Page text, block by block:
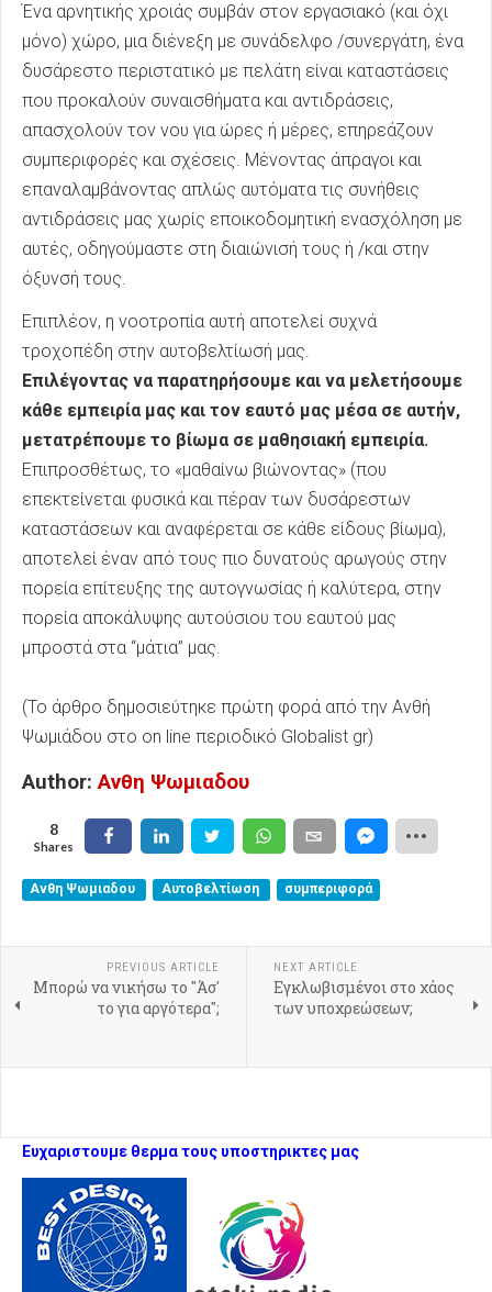
Ένα αρνητικής χροιάς συμβάν στον εργασιακό (και όχι
μόνο) χώρο, μια διένεξη με συνάδελφο /συνεργάτη, ένα
δυσάρεστο περιστατικό με πελάτη είναι καταστάσεις
που προκαλούν συναισθήματα και αντιδράσεις,
απασχολούν τον νου για ώρες ή μέρες, επηρεάζουν
συμπεριφορές και σχέσεις. Μένοντας άπραγοι και
επαναλαμβάνοντας απλώς αυτόματα τις συνήθεις
αντιδράσεις μας χωρίς εποικοδομητική ενασχόληση με
αυτές, οδηγούμαστε στη διαιώνισή τους ή /και στην
όξυνσή τους.
Επιπλέον, η νοοτροπία αυτή αποτελεί συχνά
τροχοπέδη στην αυτοβελτίωσή μας.
Επιλέγοντας να παρατηρήσουμε και να μελετήσουμε
κάθε εμπειρία μας και τον εαυτό μας μέσα σε αυτήν,
μετατρέπουμε το βίωμα σε μαθησιακή εμπειρία.
Επιπροσθέτως, το «μαθαίνω βιώνοντας» (που
επεκτείνεται φυσικά και πέραν των δυσάρεστων
καταστάσεων και αναφέρεται σε κάθε είδους βίωμα),
αποτελεί έναν από τους πιο δυνατούς αρωγούς στην
πορεία επίτευξης της αυτογνωσίας ή καλύτερα, στην
πορεία αποκάλυψης αυτούσιου του εαυτού μας
μπροστά στα “μάτια” μας.
(Το άρθρο δημοσιεύτηκε πρώτη φορά από την Ανθή
Ψωμιάδου στο on line περιοδικό Globalist gr)
Author:Ανθη Ψωμιαδου
8
Shares
7
Ανθη Ψωμιαδου Αυτοβελτίωση συμπεριφορά
PREVIOUS ARTICLE
Μπορώ να νικήσω το "Άσ'
το για αργότερα";
NEXT ARTICLE
Εγκλωβισμένοι στο χάος
των υποχρεώσεων;
Ευχαριστουμε θερμα τους υποστηρικτες μας